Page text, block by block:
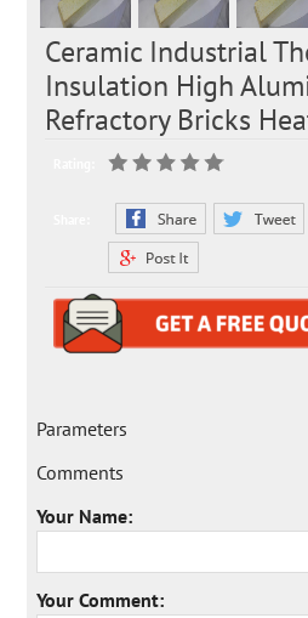
Ceramic Industrial
Insulation High
Refractory Bricks
Parameters
Comments
Your Name:
Your Comment: